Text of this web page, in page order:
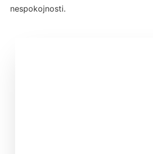
nespokojnosti.